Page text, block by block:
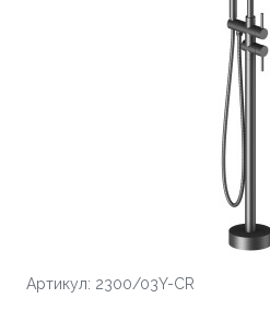
Артикул: 2300/03Y-CR